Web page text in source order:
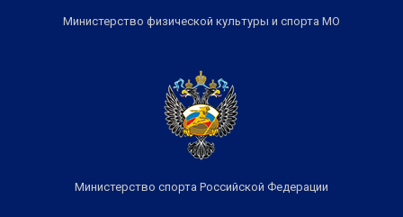
Министерство физической культуры и спорта МО
Министерство спорта Российской Федерации